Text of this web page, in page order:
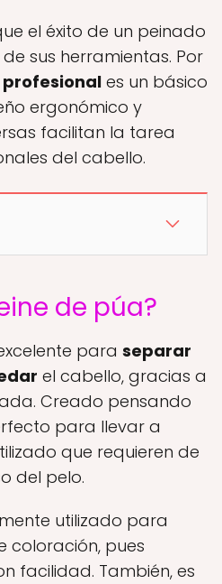
el éxito de un peinado
sus herramientas. Por
profesional es un básico
ergonómico y
facilitan la tarea
del cabello.
de púa?
para separar
el cabello, gracias a
Creado pensando
para llevar a
que requieren de
del pelo.
utilizado para
coloración, pues
facilidad. También, es